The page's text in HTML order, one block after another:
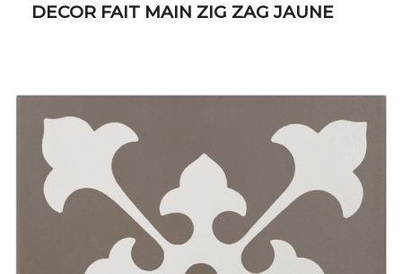
DECOR FAIT MAIN ZIG ZAG JAUNE